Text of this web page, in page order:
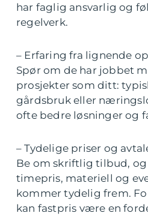
har faglig ansvarlig og
regelverk.
– Erfaring fra lignende
Spør om de har jobbet
prosjekter som ditt:
gårdsbruk eller
ofte bedre løsninger og
– Tydelige priser og
Be om skriftlig tilbud,
timepris, materiell og
kommer tydelig frem.
kan fastpris være en